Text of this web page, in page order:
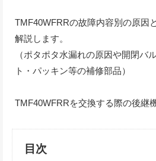
TMF40WFRRの故障内容別の原因
解説します。
（ポタポタ水漏れの原因や開閉バ
ト・パッキン等の補修部品）
TMF40WFRRを交換する際の後継
目次